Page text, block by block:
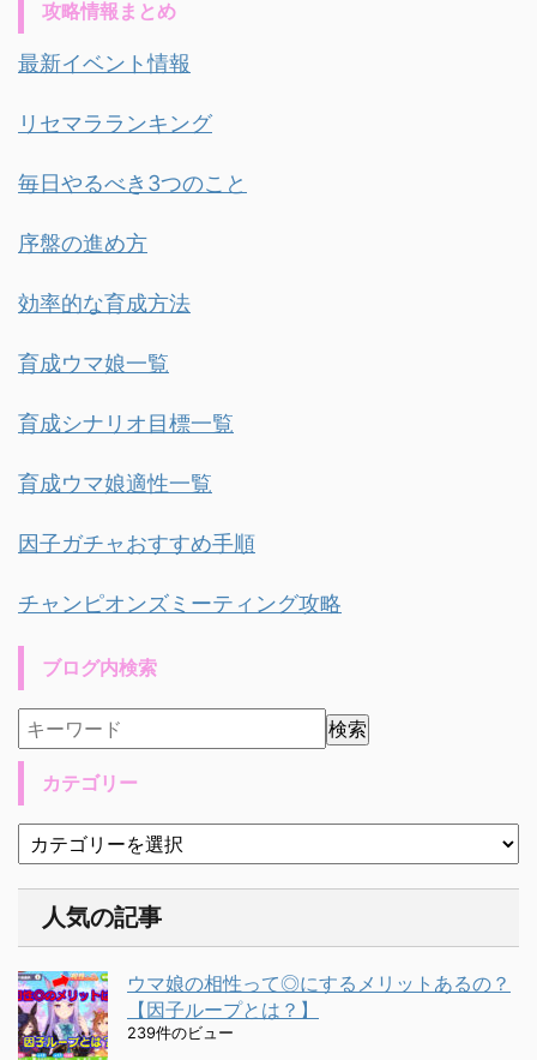
攻略情報まとめ
最新イベント情報
リセマラランキング
毎日やるべき3つのこと
序盤の進め方
効率的な育成方法
育成ウマ娘一覧
育成シナリオ目標一覧
育成ウマ娘適性一覧
因子ガチャおすすめ手順
チャンピオンズミーティング攻略
ブログ内検索
カテゴリー
人気の記事
ウマ娘の相性って◎にするメリットあるの？
【因子ループとは？】
239件のビュー